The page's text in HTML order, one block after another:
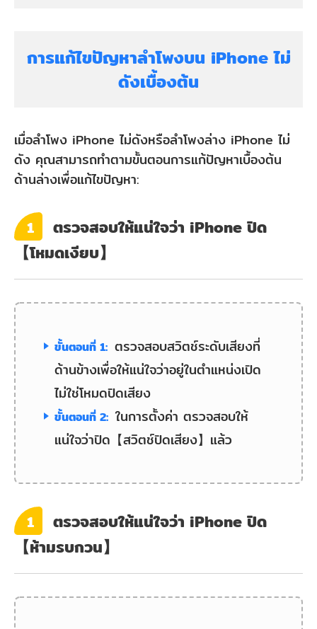
การแก้ไขปัญหาลําโพงบน iPhone ไม่
ดังเบื้องต้น
เมื่อลําโพง iPhone ไม่ดังหรือลําโพงล่าง iPhone ไม่
ดัง คุณสามารถทำตามขั้นตอนการแก้ปัญหาเบื้องต้น
ด้านล่างเพื่อแก้ไขปัญหา:
1
ตรวจสอบให้แน่ใจว่า iPhone ปิด
【โหมดเงียบ】
ขั้นตอนที่ 1: ตรวจสอบสวิตช์ระดับเสียงที่
ด้านข้างเพื่อให้แน่ใจว่าอยู่ในตำแหน่งเปิด
ไม่ใช่โหมดปิดเสียง
ขั้นตอนที่ 2: ในการตั้งค่า ตรวจสอบให้
แน่ใจว่าปิด【สวิตช์ปิดเสียง】แล้ว
1
ตรวจสอบให้แน่ใจว่า iPhone ปิด
【ห้ามรบกวน】